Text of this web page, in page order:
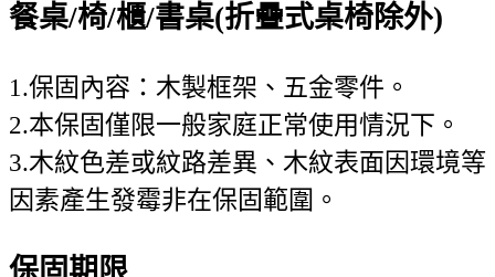
餐桌/椅/櫃/書桌(折疊式桌椅除外)
1.保固內容：木製框架、五金零件。
2.本保固僅限一般家庭正常使用情況下。
3.木紋色差或紋路差異、木紋表面因環境等
因素產生發霉非在保固範圍。